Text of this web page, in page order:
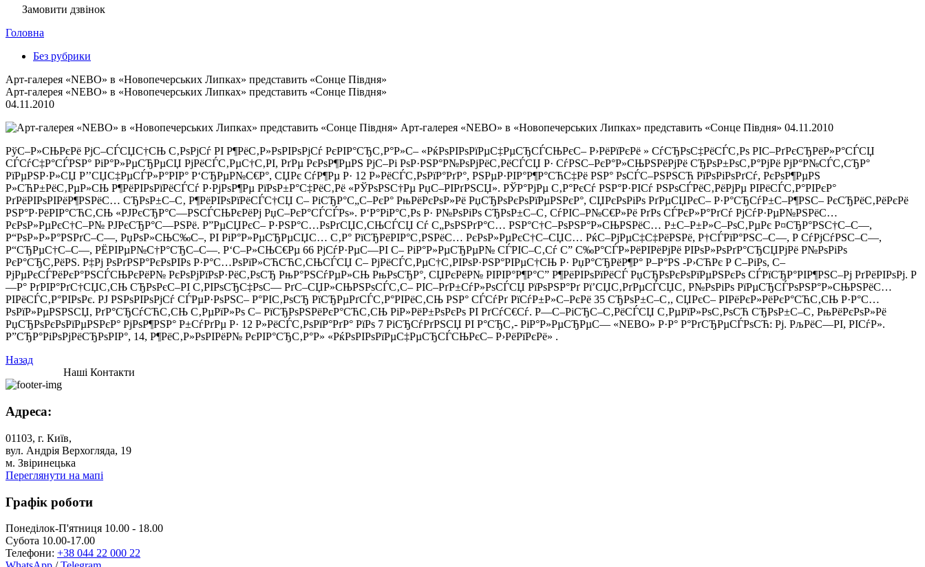
Замовити дзвінок
Головна
Без рубрики
Арт-галерея «NEBO» в «Новопечерських Липках» представить «Сонце Півдня»
Арт-галерея «NEBO» в «Новопечерських Липках» представить «Сонце Півдня»
04.11.2010
Арт-галерея «NEBO» в «Новопечерських Липках» представить «Сонце Півдня» 04.11.2010
РўС–Р»СЊРєРё РјС–СЃСЏС†СЊ С‚РѕРјСѓ РІ Р¶РёС‚Р»РѕРІРѕРјСѓ РєРІР°СЂС‚Р°Р»С– «РќРѕРІРѕРїРµС‡РµСЂСЃСЊРєС– Р›РёРїРєРё » СѓСЂРѕС‡РёСЃС‚Рѕ РІС–РґРєСЂРёР»Р°СЃСЏ
СЃСѓС‡Р°СЃРЅР° РіР°Р»РµСЂРµСЏ РјРёСЃС‚РµС†С‚РІ, РґРµ РєРѕР¶РµРЅ РјС–Рі РѕР·РЅР°Р№РѕРјРёС‚РёСЃСЏ Р· СѓРЅС–РєР°Р»СЊРЅРёРјРё СЂРѕР±РѕС‚Р°РјРё РјР°Р№СЃС‚СЂР°
РїРµРЅР·Р»СЏ Р’’СЏС‡РµСЃР»Р°РІР° Р‘СЂРµР№С€Р°, СЏРє СѓР¶Рµ Р· 12 Р»РёСЃС‚РѕРїР°РґР°, РЅРµР·РІР°Р¶Р°СЋС‡Рё РЅР° РѕСЃС–РЅРЅСЋ РїРѕРіРѕРґСѓ, РєРѕР¶РµРЅ
Р»СЋР±РёС‚РµР»СЊ Р¶РёРІРѕРїРёСЃСѓ Р·РјРѕР¶Рµ РїРѕР±Р°С‡РёС‚Рё «РЎРѕРЅС†Рµ РџС–РІРґРЅСЏ». РЎР°РјРµ С‚Р°РєСѓ РЅР°Р·РІСѓ РЅРѕСЃРёС‚РёРјРµ РІРёСЃС‚Р°РІРєР°
РґРёРІРѕРІРёР¶РЅРёС… СЂРѕР±С–С‚ Р¶РёРІРѕРїРёСЃС†СЏ С– РіСЂР°С„С–РєР° РњРёРєРѕР»Рё РџСЂРѕРєРѕРїРµРЅРєР°, СЏРєРѕРіРѕ РґРµСЏРєС– Р·Р°СЂСѓР±С–Р¶РЅС– РєСЂРёС‚РёРєРё
РЅР°Р·РёРІР°СЋС‚СЊ «РЈРєСЂР°С—РЅСЃСЊРєРёРј РџС–РєР°СЃСЃРѕ». Р‘Р°РіР°С‚Рѕ Р· Р№РѕРіРѕ СЂРѕР±С–С‚ СѓРІС–Р№С€Р»Рё РґРѕ СЃРєР»Р°РґСѓ РјСѓР·РµР№РЅРёС…
РєРѕР»РµРєС†С–Р№ РЈРєСЂР°С—РЅРё. Р”РµСЏРєС– Р·РЅР°С…РѕРґСЏС‚СЊСЃСЏ Сѓ С„РѕРЅРґР°С… РЅР°С†С–РѕРЅР°Р»СЊРЅРёС… Р±С–Р±Р»С–РѕС‚РµРє Р¤СЂР°РЅС†С–С—,
Р“РѕР»Р»Р°РЅРґС–С—, РџРѕР»СЊС‰С–, РІ РіР°Р»РµСЂРµСЏС… С‚Р° РїСЂРёРІР°С‚РЅРёС… РєРѕР»РµРєС†С–СЏС… РќС–РјРµС‡С‡РёРЅРё, Р†СЃРїР°РЅС–С—, Р СѓРјСѓРЅС–С—,
Р“СЂРµС†С–С—, РЁРІРµР№С†Р°СЂС–С—. Р‘С–Р»СЊС€Рµ 66 РјСѓР·РµС—РІ С– РіР°Р»РµСЂРµР№ СЃРІС–С‚Сѓ С” С‰Р°СЃР»РёРІРёРјРё РІРѕР»РѕРґР°СЂСЏРјРё Р№РѕРіРѕ
РєР°СЂС‚РёРЅ. Р‡Рј РѕРґРЅР°РєРѕРІРѕ Р·Р°С…РѕРїР»СЋСЋС‚СЊСЃСЏ С– РјРёСЃС‚РµС†С‚РІРѕР·РЅР°РІРµС†СЊ Р· РџР°СЂРёР¶Р° Р–Р°РЅ -Р›СЋРє Р С–РіРѕ, С–
РјРµРєСЃРёРєР°РЅСЃСЊРєРёР№ РєРѕРјРїРѕР·РёС‚РѕСЂ РњР°РЅСѓРµР»СЊ РњРѕСЂР°, СЏРєРёР№ РІРІР°Р¶Р°С” Р¶РёРІРѕРїРёСЃ РџСЂРѕРєРѕРїРµРЅРєРѕ СЃРїСЂР°РІР¶РЅС–Рј РґРёРІРѕРј. Р
—Р° РґРІР°РґС†СЏС‚СЊ СЂРѕРєС–РІ С‚РІРѕСЂС‡РѕС— РґС–СЏР»СЊРЅРѕСЃС‚С– РІС–РґР±СѓР»РѕСЃСЏ РїРѕРЅР°Рґ Рї’СЏС‚РґРµСЃСЏС‚ Р№РѕРіРѕ РїРµСЂСЃРѕРЅР°Р»СЊРЅРёС…
РІРёСЃС‚Р°РІРѕРє. РЈ РЅРѕРІРѕРјСѓ СЃРµР·РѕРЅС– Р°РІС‚РѕСЂ РїСЂРµРґСЃС‚Р°РІРёС‚СЊ РЅР° СЃСѓРґ РїСѓР±Р»С–РєРё 35 СЂРѕР±С–С‚, СЏРєС– РІРёРєР»РёРєР°СЋС‚СЊ Р·Р°С…
РѕРїР»РµРЅРЅСЏ, РґР°СЂСѓСЋС‚СЊ С‚РµРїР»Рѕ С– РїСЂРѕРЅРёРєР°СЋС‚СЊ РіР»РёР±РѕРєРѕ РІ РґСѓС€Сѓ. Р—С–РіСЂС–С‚РёСЃСЏ С‚РµРїР»РѕС‚РѕСЋ СЂРѕР±С–С‚ РњРёРєРѕР»Рё
РџСЂРѕРєРѕРїРµРЅРєР° РјРѕР¶РЅР° Р±СѓРґРµ Р· 12 Р»РёСЃС‚РѕРїР°РґР° РїРѕ 7 РіСЂСѓРґРЅСЏ РІ Р°СЂС‚- РіР°Р»РµСЂРµС— «NEBO» Р·Р° Р°РґСЂРµСЃРѕСЋ: Рј. РљРёС—РІ, РІСѓР».
Р”СЂР°РіРѕРјРёСЂРѕРІР°, 14, Р¶РёС‚Р»РѕРІРёР№ РєРІР°СЂС‚Р°Р» «РќРѕРІРѕРїРµС‡РµСЂСЃСЊРєС– Р›РёРїРєРё» .
Назад
Наші Контакти
Адреса:
01103, г. Київ,
вул. Андрія Верхогляда, 19
м. Звіринецька
Переглянути на мапі
Графік роботи
Понеділок-П'ятниця 10.00 - 18.00
Субота 10.00-17.00
Телефони: +38 044 22 000 22